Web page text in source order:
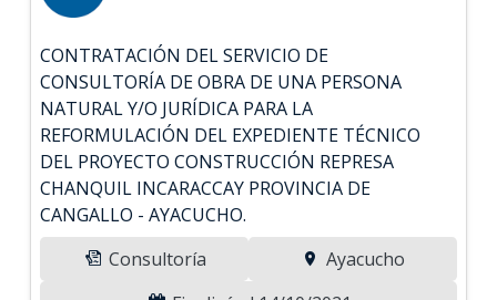
CONTRATACIÓN DEL SERVICIO DE
CONSULTORÍA DE OBRA DE UNA PERSONA
NATURAL Y/O JURÍDICA PARA LA
REFORMULACIÓN DEL EXPEDIENTE TÉCNICO
DEL PROYECTO CONSTRUCCIÓN REPRESA
CHANQUIL INCARACCAY PROVINCIA DE
CANGALLO - AYACUCHO.
Consultoría
Ayacucho